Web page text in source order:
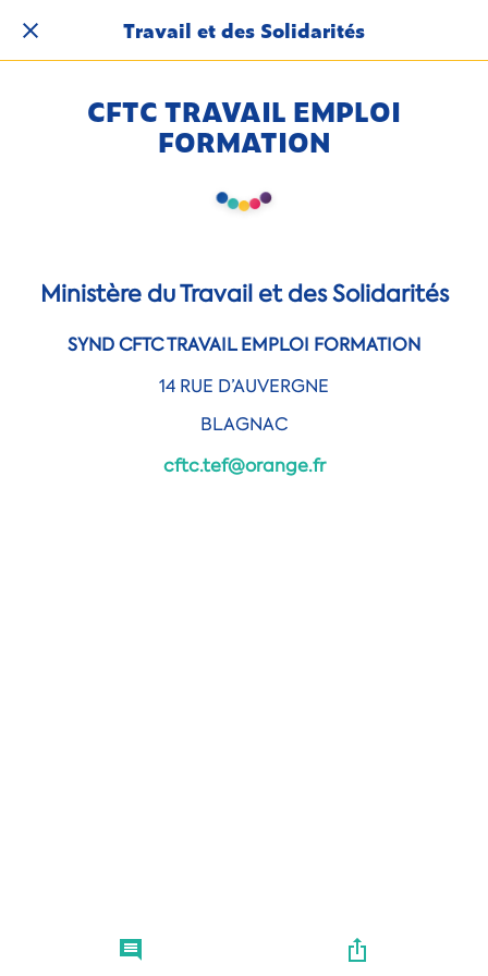
Travail et des Solidarités
CFTC TRAVAIL EMPLOI
FORMATION
Ministère du Travail et des Solidarités
SYND CFTC TRAVAIL EMPLOI FORMATION
14 RUE D’AUVERGNE
BLAGNAC
cftc.tef@orange.fr